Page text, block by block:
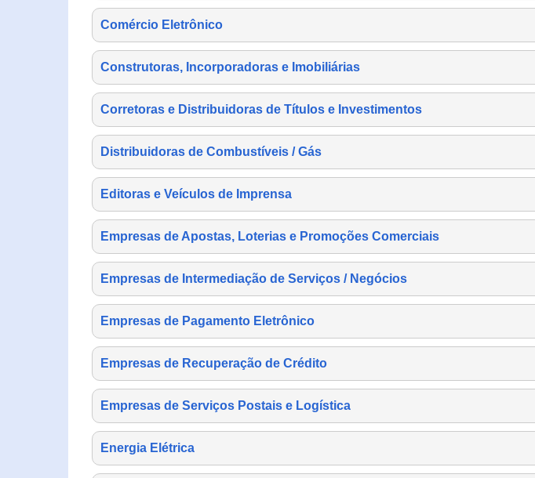
Comércio Eletrônico
Construtoras, Incorporadoras e Imobiliárias
Corretoras e Distribuidoras de Títulos e Investimentos
Distribuidoras de Combustíveis / Gás
Editoras e Veículos de Imprensa
Empresas de Apostas, Loterias e Promoções Comerciais
Empresas de Intermediação de Serviços / Negócios
Empresas de Pagamento Eletrônico
Empresas de Recuperação de Crédito
Empresas de Serviços Postais e Logística
Energia Elétrica